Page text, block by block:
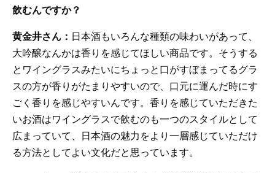
飲むんですか？
黄金井さん： 日本酒もいろんな種類の味わいがあって、
大吟醸なんかは香りを感じてほしい商品です。そうする
とワイングラスみたいにちょっと口がすぼまってるグラ
スの方が香りがたまりやすいので、口元に運んだ時にす
ごく香りを感じやすいんです。香りを感じていただきた
いお酒はワイングラスで飲むのも一つのスタイルとして
広まっていて、日本酒の魅力をより一層感じていただけ
る方法としてよい文化だと思っています。